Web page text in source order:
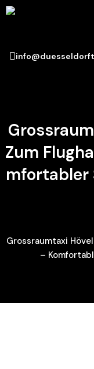
Zum
Mfortabler
Grossraumtaxi
–